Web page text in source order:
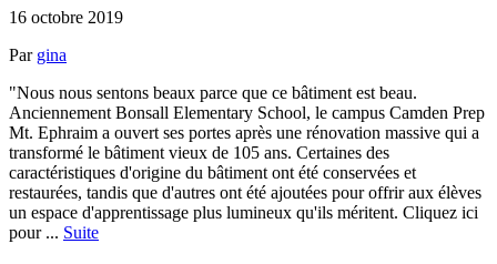
16 octobre 2019
Par gina
"Nous nous sentons beaux parce que ce bâtiment est beau.
Anciennement Bonsall Elementary School, le campus Camden Prep
Mt. Ephraim a ouvert ses portes après une rénovation massive qui a
transformé le bâtiment vieux de 105 ans. Certaines des
caractéristiques d'origine du bâtiment ont été conservées et
restaurées, tandis que d'autres ont été ajoutées pour offrir aux élèves
un espace d'apprentissage plus lumineux qu'ils méritent. Cliquez ici
pour ... Suite